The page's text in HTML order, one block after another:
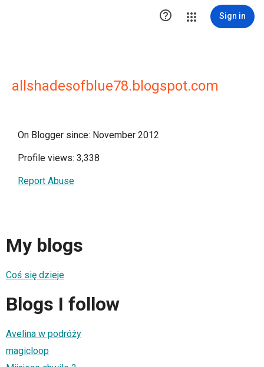
 Sign in
allshadesofblue78.blogspot.com
On Blogger since: November 2012
Profile views: 3,338
Report Abuse
My blogs
Coś się dzieje
Blogs I follow
Avelina w podróży
magicloop